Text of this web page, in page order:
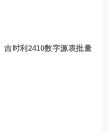
吉时利2410数字源表批量